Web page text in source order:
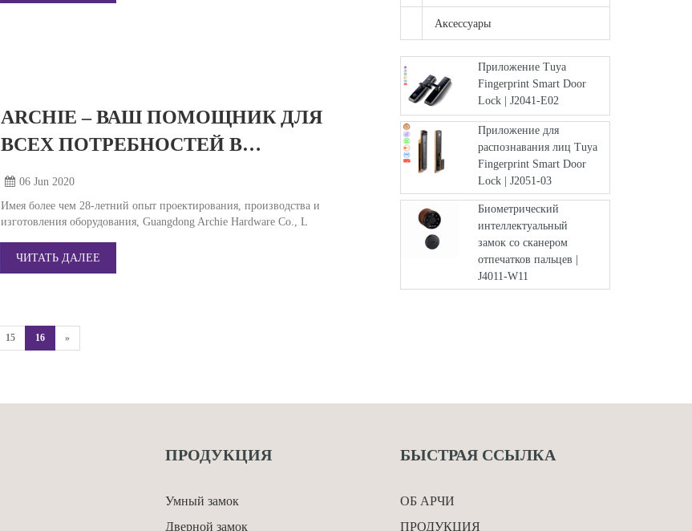
ARCHIE – ВАШ ПОМОЩНИК ДЛЯ
ВСЕХ ПОТРЕБНОСТЕЙ В
МЕБЕЛЬНОЙ ФУРНИТУРЕ
06 Jun 2020
Имея более чем 28-летний опыт проектирования, производства и
изготовления оборудования, Guangdong Archie Hardware Co., L
ЧИТАТЬ ДАЛЕЕ
15 16 »
Аксессуары
Приложение Tuya
Fingerprint Smart Door
Lock | J2041-E02
Приложение для
распознавания лиц Tuya
Fingerprint Smart Door
Lock | J2051-03
Биометрический
интеллектуальный
замок со сканером
отпечатков пальцев |
J4011-W11
ПРОДУКЦИЯ
Умный замок
Дверной замок
БЫСТРАЯ ССЫЛКА
ОБ АРЧИ
ПРОДУКЦИЯ